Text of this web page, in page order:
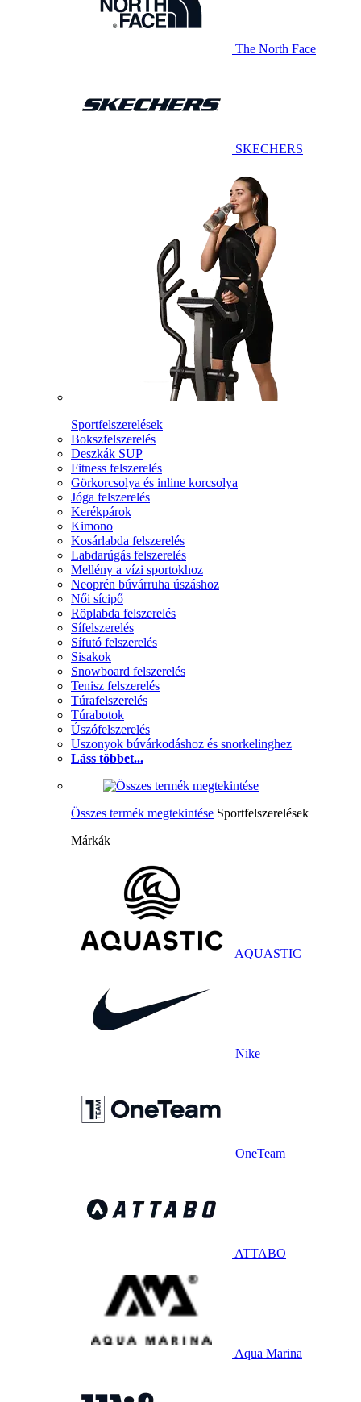
The North Face
SKECHERS
Sportfelszerelések
Bokszfelszerelés
Deszkák SUP
Fitness felszerelés
Görkorcsolya és inline korcsolya
Jóga felszerelés
Kerékpárok
Kimono
Kosárlabda felszerelés
Labdarúgás felszerelés
Mellény a vízi sportokhoz
Neoprén búvárruha úszáshoz
Női sícipő
Röplabda felszerelés
Sífelszerelés
Sífutó felszerelés
Sisakok
Snowboard felszerelés
Tenisz felszerelés
Túrafelszerelés
Túrabotok
Úszófelszerelés
Uszonyok búvárkodáshoz és snorkelinghez
Láss többet...
Összes termék megtekintése Sportfelszerelések
Márkák
AQUASTIC
Nike
OneTeam
ATTABO
Aqua Marina